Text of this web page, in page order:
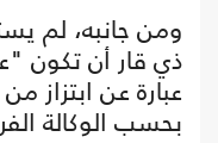
ومن جانبه، لم
ذي قار أن تكون
عبارة عن ابتزاز
بحسب الوكالة